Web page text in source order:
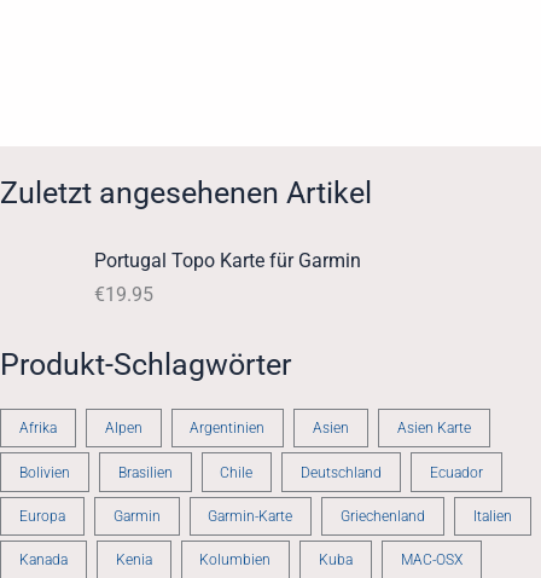
Zuletzt angesehenen Artikel
Portugal Topo Karte für Garmin
€19.95
Produkt-Schlagwörter
Afrika Alpen Argentinien Asien Asien Karte
Bolivien Brasilien Chile Deutschland Ecuador
Europa Garmin Garmin-Karte Griechenland Italien
Kanada Kenia Kolumbien Kuba MAC-OSX